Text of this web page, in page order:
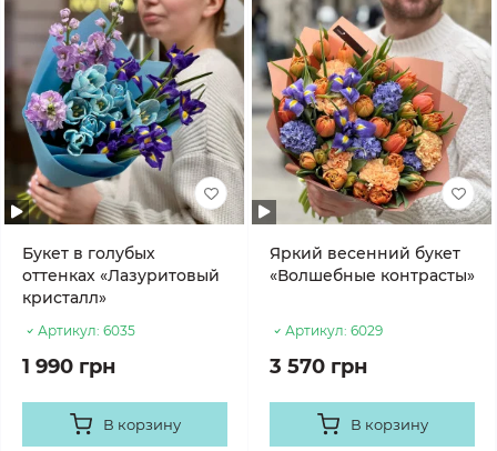
Букет в голубых
оттенках «Лазуритовый
кристалл»
Артикул: 6035
1 990 грн
В корзину
Яркий весенний букет
«Волшебные контрасты»
Артикул: 6029
3 570 грн
В корзину